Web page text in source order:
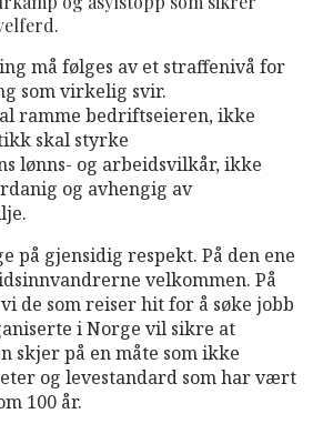
må følges av et straffenivå for
som virkelig svir.
ramme bedriftseieren, ikke
skal styrke
lønns- og arbeidsvilkår, ikke
og avhengig av
på gjensidig respekt. På den ene
velkommen. På
de som reiser hit for å søke jobb
i Norge vil sikre at
skjer på en måte som ikke
og levestandard som har vært
100 år.